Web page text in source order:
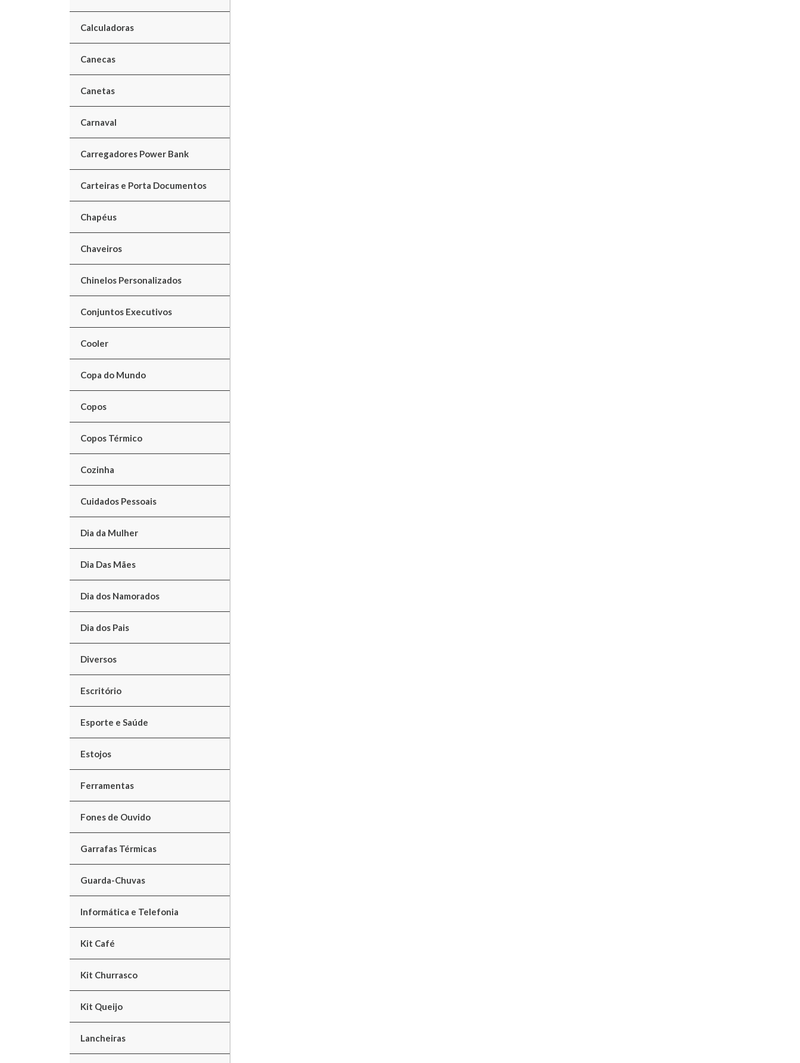
Calculadoras
Canecas
Canetas
Carnaval
Carregadores Power Bank
Carteiras e Porta Documentos
Chapéus
Chaveiros
Chinelos Personalizados
Conjuntos Executivos
Cooler
Copa do Mundo
Copos
Copos Térmico
Cozinha
Cuidados Pessoais
Dia da Mulher
Dia Das Mães
Dia dos Namorados
Dia dos Pais
Diversos
Escritório
Esporte e Saúde
Estojos
Ferramentas
Fones de Ouvido
Garrafas Térmicas
Guarda-Chuvas
Informática e Telefonia
Kit Café
Kit Churrasco
Kit Queijo
Lancheiras